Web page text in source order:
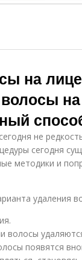
на
не
сегодня
методики и
удаления
волосы
появятся